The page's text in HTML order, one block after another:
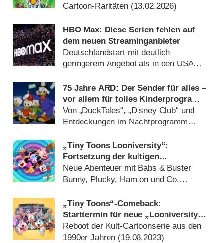
Cartoon-Raritäten (13.02.2026)
HBO Max: Diese Serien fehlen auf
dem neuen Streaminganbieter
Deutschlandstart mit deutlich
geringerem Angebot als in den USA
75 Jahre ARD: Der Sender für alles –
vor allem für tolles Kinderprogramm
und Filmschätze
Von „DuckTales“, „Disney Club“ und
Entdeckungen im Nachtprogramm
„Tiny Toons Looniversity“:
Fortsetzung der kultigen
Zeichentrickserie schon bald in
Deutschland
Neue Abenteuer mit Babs & Buster
Bunny, Plucky, Hamton und Co.
„Tiny Toons“-Comeback:
Starttermin für neue „Looniversity“-
Serie
Reboot der Kult-Cartoonserie aus den
1990er Jahren (19.08.2023)